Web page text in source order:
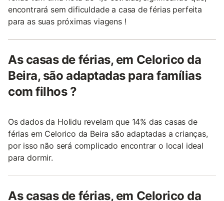
encontrará sem dificuldade a casa de férias perfeita
para as suas próximas viagens !
As casas de férias, em Celorico da
Beira, são adaptadas para famílias
com filhos ?
Os dados da Holidu revelam que 14% das casas de
férias em Celorico da Beira são adaptadas a crianças,
por isso não será complicado encontrar o local ideal
para dormir.
As casas de férias, em Celorico da